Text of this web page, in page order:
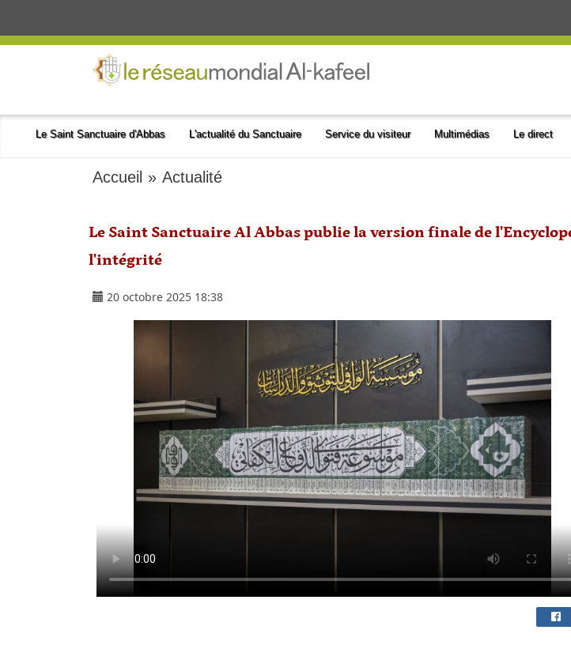
Le Saint Sanctuaire d'Abbas L'actualité du Sanctuaire Service du visiteur Multimédias Le direct
Accueil »Actualité
Le Saint Sanctuaire Al Abbas publie la version finale de
l'intégrité
20 octobre 2025 18:38